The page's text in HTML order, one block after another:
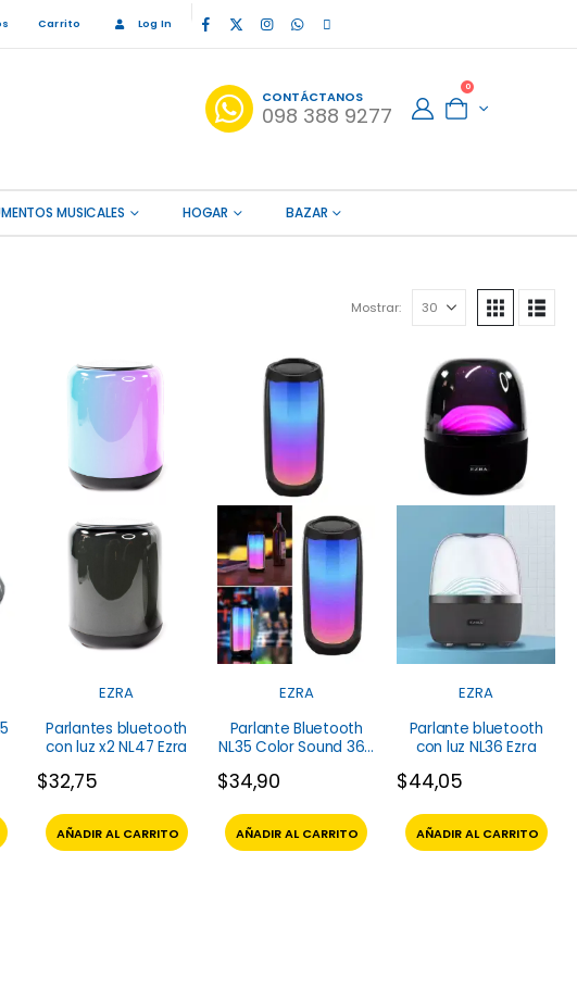
Carrito Log In
CONTÁCTANOS
098 388 9277
0
MUSICALES HOGAR BAZAR
Mostrar:
EZRA
Parlantes bluetooth
con luz x2 NL47 Ezra
$32,75
AÑADIR AL CARRITO
EZRA
Parlante Bluetooth
NL35 Color Sound 360
$34,90
AÑADIR AL CARRITO
EZRA
Parlante bluetooth
con luz NL36 Ezra
$44,05
AÑADIR AL CARRITO